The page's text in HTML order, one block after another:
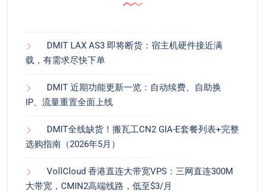
DMIT LAX AS3 即将断货：宿主机硬件接近满
载，有需求尽快下单
DMIT 近期功能更新一览：自动续费、自助换
IP、流量重置全面上线
DMIT全线缺货！搬瓦工CN2 GIA-E套餐列表+完整
选购指南（2026年5月）
VollCloud 香港直连大带宽VPS：三网直连300M
大带宽，CMIN2高端线路，低至$3/月